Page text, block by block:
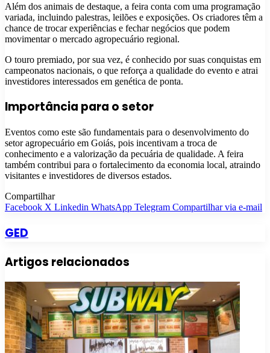
Além dos animais de destaque, a feira conta com uma programação
variada, incluindo palestras, leilões e exposições. Os criadores têm a
chance de trocar experiências e fechar negócios que podem
movimentar o mercado agropecuário regional.
O touro premiado, por sua vez, é conhecido por suas conquistas em
campeonatos nacionais, o que reforça a qualidade do evento e atrai
investidores interessados em genética de ponta.
Importância para o setor
Eventos como este são fundamentais para o desenvolvimento do
setor agropecuário em Goiás, pois incentivam a troca de
conhecimento e a valorização da pecuária de qualidade. A feira
também contribui para o fortalecimento da economia local, atraindo
visitantes e investidores de diversos estados.
Compartilhar
Facebook X Linkedin WhatsApp Telegram Compartilhar via e-mail
GED
Artigos relacionados